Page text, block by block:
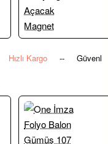
Hızlı Kargo -- Güvenli